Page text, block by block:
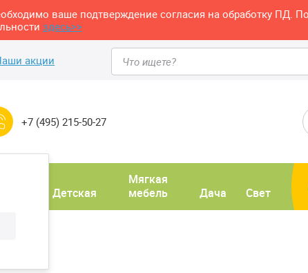
ваше подтверждение согласия на обработку ПД.
здесь>>
акции
+7 (495) 215-50-27
Детская
Мягкая
мебель
Дача Свет